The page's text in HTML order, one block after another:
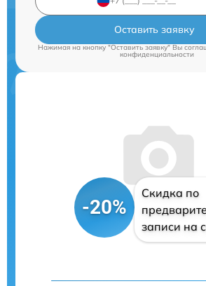
Оставить заявку
Нажимая на кнопку "Оставить заявку" Вы
конфиденциальности
-20%
Скидка по
записи на